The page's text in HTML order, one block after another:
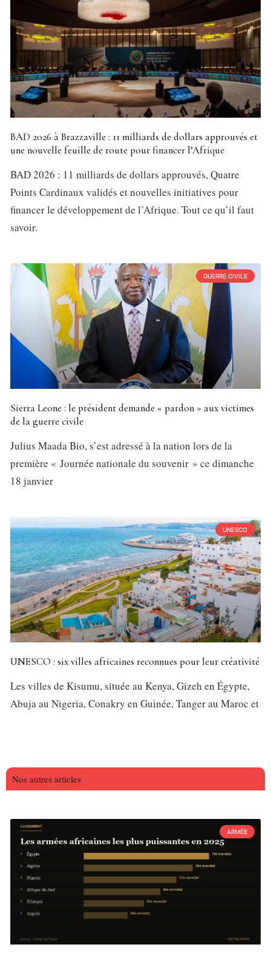
BAD 2026 à Brazzaville : 11 milliards de dollars approuvés et
une nouvelle feuille de route pour financer l’Afrique
BAD 2026 : 11 milliards de dollars approuvés, Quatre
Points Cardinaux validés et nouvelles initiatives pour
financer le développement de l’Afrique. Tout ce qu’il faut
savoir.
GUERRE CIVILE
Sierra Leone : le président demande « pardon » aux victimes
de la guerre civile
Julius Maada Bio, s’est adressé à la nation lors de la
première « Journée nationale du souvenir » ce dimanche
18 janvier
UNESCO
UNESCO : six villes africaines reconnues pour leur créativité
Les villes de Kisumu, située au Kenya, Gizeh en Égypte,
Abuja au Nigeria, Conakry en Guinée, Tanger au Maroc et
Nos autres articles
ARMÉE